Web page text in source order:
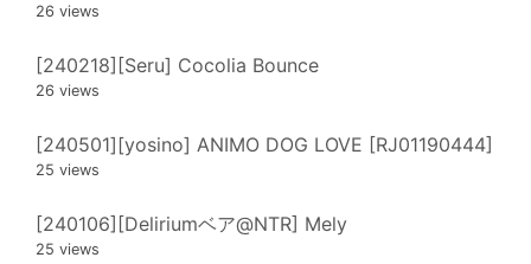
26 views
[240218][Seru] Cocolia Bounce
26 views
[240501][yosino] ANIMO DOG LOVE [RJ01190444]
25 views
[240106][Deliriumベア@NTR] Mely
25 views